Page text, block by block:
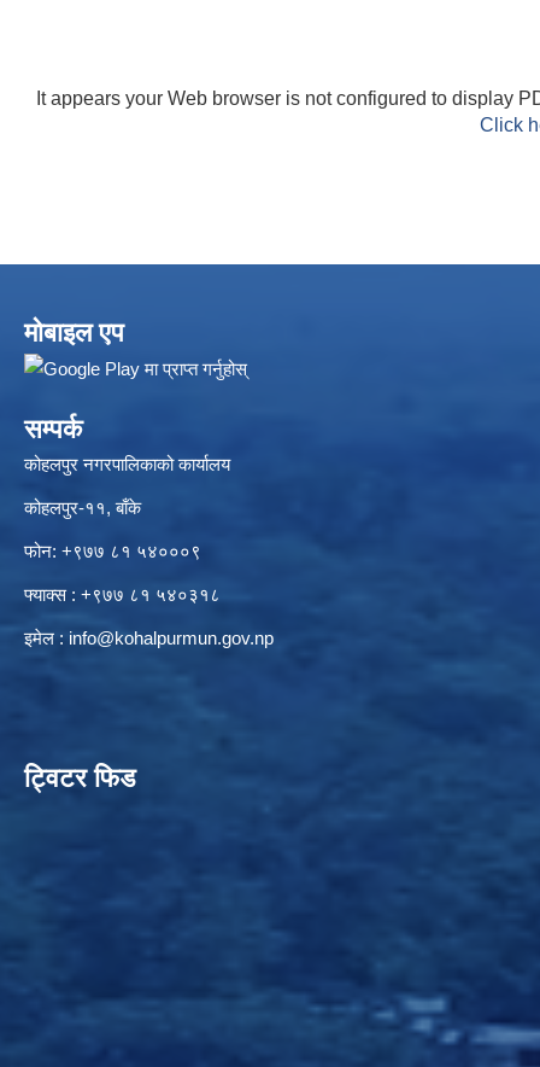
It appears your Web browser is not configured to display
Click
मोबाइल एप
सम्पर्क
कोहलपुर नगरपालिकाको कार्यालय
कोहलपुर-११, बाँके
फोन: +९७७ ८१ ५४०००९
फ्याक्स : +९७७ ८१ ५४०३१८
इमेल : info@kohalpurmun.gov.np
ट्विटर फिड